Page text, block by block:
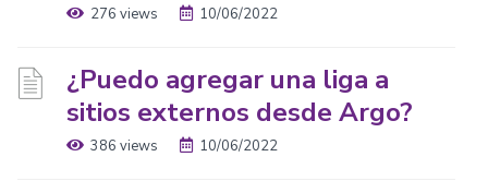
276 views 10/06/2022
¿Puedo agregar una liga a
sitios externos desde Argo?
386 views 10/06/2022